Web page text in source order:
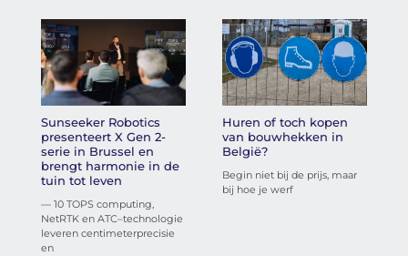
Sunseeker Robotics
presenteert X Gen 2-
serie in Brussel en
brengt harmonie in de
tuin tot leven
— 10 TOPS computing,
NetRTK en ATC–technologie
leveren centimeterprecisie
en
Huren of toch kopen
van bouwhekken in
België?
Begin niet bij de prijs, maar
bij hoe je werf